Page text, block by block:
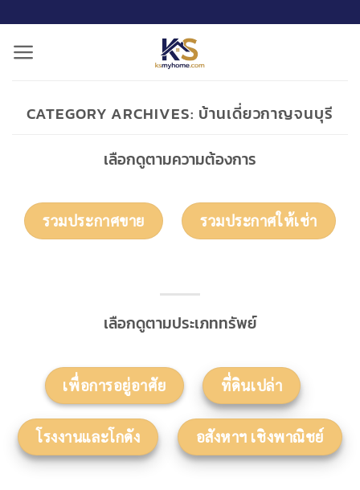
CATEGORY ARCHIVES: บ้านเดี่ยวกาญจนบุรี
เลือกดูตามความต้องการ
รวมประกาศขาย รวมประกาศให้เช่า
เลือกดูตามประเภททรัพย์
เพื่อการอยู่อาศัย ที่ดินเปล่า
โรงงานและโกดัง อสังหาฯ เชิงพาณิชย์